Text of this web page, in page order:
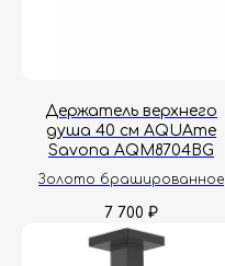
Держатель верхнего
душа 40 см AQUAme
Savona AQM8704BG
Золото брашированное
7 700 ₽
Политика конфиденциальности